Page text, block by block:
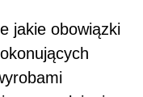
jakie obowiązki